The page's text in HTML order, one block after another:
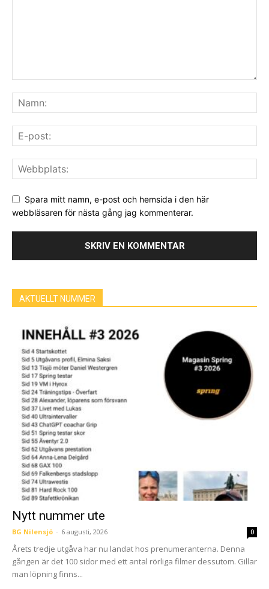
Spara mitt namn, e-post och hemsida i den här
webbläsaren för nästa gång jag kommenterar.
AKTUELLT NUMMER
Nytt nummer ute
BG Nilensjö - 6 augusti, 2026 0
Årets tredje utgåva har nu landat hos prenumeranterna. Denna
gången är det 100 sidor med ett antal rörliga filmer dessutom. Gillar
man löpning finns...